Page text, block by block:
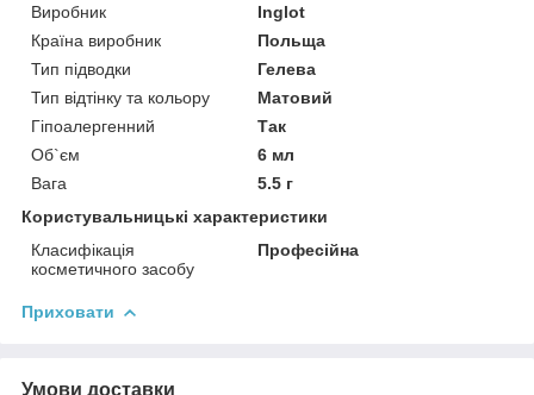
Виробник
Inglot
Країна виробник
Польща
Тип підводки
Гелева
Тип відтінку та кольору
Матовий
Гіпоалергенний
Так
Об`єм
6 мл
Вага
5.5 г
Користувальницькі характеристики
Класифікація
косметичного засобу
Професійна
Приховати
Умови доставки